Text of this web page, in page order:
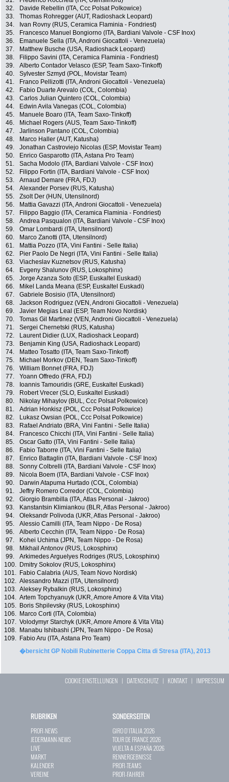
32.
Davide Rebellin (ITA, Ccc Polsat Polkowice)
33.
Thomas Rohregger (AUT, Radioshack Leopard)
34.
Ivan Rovny (RUS, Ceramica Flaminia - Fondriest)
35.
Francesco Manuel Bongiorno (ITA, Bardiani Valvole - CSF Inox)
36.
Emanuele Sella (ITA, Androni Giocattoli - Venezuela)
37.
Matthew Busche (USA, Radioshack Leopard)
38.
Filippo Savini (ITA, Ceramica Flaminia - Fondriest)
39.
Alberto Contador Velasco (ESP, Team Saxo-Tinkoff)
40.
Sylvester Szmyd (POL, Movistar Team)
41.
Franco Pellizotti (ITA, Androni Giocattoli - Venezuela)
42.
Fabio Duarte Arevalo (COL, Colombia)
43.
Carlos Julian Quintero (COL, Colombia)
44.
Edwin Avila Vanegas (COL, Colombia)
45.
Manuele Boaro (ITA, Team Saxo-Tinkoff)
46.
Michael Rogers (AUS, Team Saxo-Tinkoff)
47.
Jarlinson Pantano (COL, Colombia)
48.
Marco Haller (AUT, Katusha)
49.
Jonathan Castroviejo Nicolas (ESP, Movistar Team)
50.
Enrico Gasparotto (ITA, Astana Pro Team)
51.
Sacha Modolo (ITA, Bardiani Valvole - CSF Inox)
52.
Filippo Fortin (ITA, Bardiani Valvole - CSF Inox)
53.
Arnaud Demare (FRA, FDJ)
54.
Alexander Porsev (RUS, Katusha)
55.
Zsolt Der (HUN, Utensilnord)
56.
Mattia Gavazzi (ITA, Androni Giocattoli - Venezuela)
57.
Filippo Baggio (ITA, Ceramica Flaminia - Fondriest)
58.
Andrea Pasqualon (ITA, Bardiani Valvole - CSF Inox)
59.
Omar Lombardi (ITA, Utensilnord)
60.
Marco Zanotti (ITA, Utensilnord)
61.
Mattia Pozzo (ITA, Vini Fantini - Selle Italia)
62.
Pier Paolo De Negri (ITA, Vini Fantini - Selle Italia)
63.
Viacheslav Kuznetsov (RUS, Katusha)
64.
Evgeny Shalunov (RUS, Lokosphinx)
65.
Jorge Azanza Soto (ESP, Euskaltel Euskadi)
66.
Mikel Landa Meana (ESP, Euskaltel Euskadi)
67.
Gabriele Bosisio (ITA, Utensilnord)
68.
Jackson Rodriguez (VEN, Androni Giocattoli - Venezuela)
69.
Javier Megias Leal (ESP, Team Novo Nordisk)
70.
Tomas Gil Martinez (VEN, Androni Giocattoli - Venezuela)
71.
Sergei Chernetski (RUS, Katusha)
72.
Laurent Didier (LUX, Radioshack Leopard)
73.
Benjamin King (USA, Radioshack Leopard)
74.
Matteo Tosatto (ITA, Team Saxo-Tinkoff)
75.
Michael Morkov (DEN, Team Saxo-Tinkoff)
76.
William Bonnet (FRA, FDJ)
77.
Yoann Offredo (FRA, FDJ)
78.
Ioannis Tamouridis (GRE, Euskaltel Euskadi)
79.
Robert Vrecer (SLO, Euskaltel Euskadi)
80.
Nikolay Mihaylov (BUL, Ccc Polsat Polkowice)
81.
Adrian Honkisz (POL, Ccc Polsat Polkowice)
82.
Lukasz Owsian (POL, Ccc Polsat Polkowice)
83.
Rafael Andriato (BRA, Vini Fantini - Selle Italia)
84.
Francesco Chicchi (ITA, Vini Fantini - Selle Italia)
85.
Oscar Gatto (ITA, Vini Fantini - Selle Italia)
86.
Fabio Taborre (ITA, Vini Fantini - Selle Italia)
87.
Enrico Battaglin (ITA, Bardiani Valvole - CSF Inox)
88.
Sonny Colbrelli (ITA, Bardiani Valvole - CSF Inox)
89.
Nicola Boem (ITA, Bardiani Valvole - CSF Inox)
90.
Darwin Atapuma Hurtado (COL, Colombia)
91.
Jeffry Romero Corredor (COL, Colombia)
92.
Giorgio Brambilla (ITA, Atlas Personal - Jakroo)
93.
Kanstantsin Klimiankou (BLR, Atlas Personal - Jakroo)
94.
Oleksandr Polivoda (UKR, Atlas Personal - Jakroo)
95.
Alessio Camilli (ITA, Team Nippo - De Rosa)
96.
Alberto Cecchin (ITA, Team Nippo - De Rosa)
97.
Kohei Uchima (JPN, Team Nippo - De Rosa)
98.
Mikhail Antonov (RUS, Lokosphinx)
99.
Arkimedes Arguelyes Rodriges (RUS, Lokosphinx)
100.
Dmitry Sokolov (RUS, Lokosphinx)
101.
Fabio Calabria (AUS, Team Novo Nordisk)
102. Alessandro Mazzi (ITA, Utensilnord)
103. Aleksey Rybalkin (RUS, Lokosphinx)
104. Artem Topchyanuyk (UKR, Amore Amore & Vita Vita)
105.
Boris Shpilevsky (RUS, Lokosphinx)
106.
Marco Corti (ITA, Colombia)
107. Volodymyr Starchyk (UKR, Amore Amore & Vita Vita)
108.
Manabu Ishibashi (JPN, Team Nippo - De Rosa)
109.
Fabio Aru (ITA, Astana Pro Team)
�bersicht GP Nobili Rubinetterie Coppa Citta di Stresa (ITA), 2013
COOKIE EINSTELLUNGEN | DATENSCHUTZ | KONTAKT| IMPRESSUM
RUBRIKEN
PROFI-NEWS
JEDERMANN-NEWS
LIVE
MARKT
KALENDER
VEREINE
SONDERSEITEN
GIRO D`ITALIA 2026
TOUR DE FRANCE 2026
VUELTA A ESPAÑA 2026
RENNERGEBNISSE
PROFI-TEAMS
PROFI-FAHRER